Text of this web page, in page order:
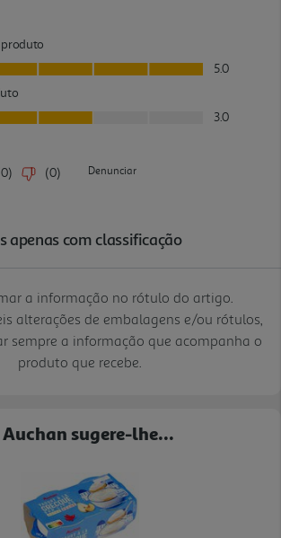
a informação no rótulo do artigo.
alterações de embalagens e/ou rótulos,
sempre a informação que acompanha o
produto que recebe.
Auchan sugere-lhe...